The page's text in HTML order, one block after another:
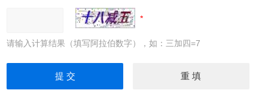
请输入计算结果（填写阿拉伯数字），如：三加四=7